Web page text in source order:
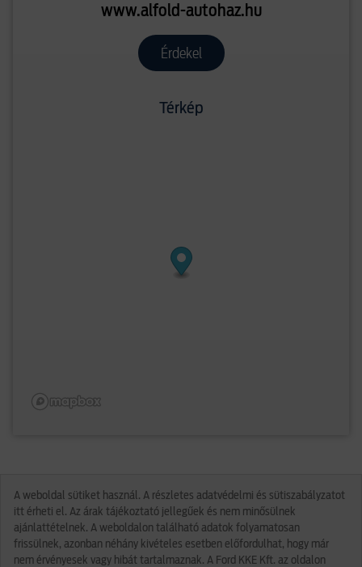
www.alfold-autohaz.hu
Érdekel
Térkép
A weboldal sütiket használ. A részletes adatvédelmi és sütiszabályzatot
itt érheti el. Az árak tájékoztató jellegűek és nem minősülnek
ajánlattételnek. A weboldalon található adatok folyamatosan
frissülnek, azonban néhány kivételes esetben előfordulhat, hogy már
nem érvényesek vagy hibát tartalmaznak. A Ford KKE Kft. az oldalon